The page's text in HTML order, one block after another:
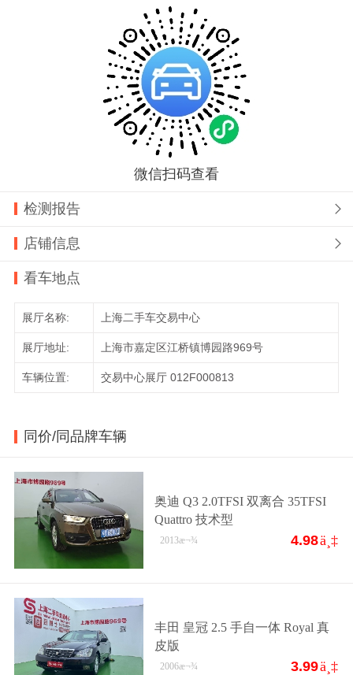
微信扫码查看
检测报告 
店铺信息 
看车地点
展厅名称: 上海二手车交易中心
展厅地址: 上海市嘉定区江桥镇博园路969号
车辆位置: 交易中心展厅 012F000813
同价/同品牌车辆
奥迪 Q3 2.0TFSI 双离合 35TFSI
Quattro 技术型
4.98ä¸‡
2013æ¬¾
丰田 皇冠 2.5 手自一体 Royal 真
皮版
3.99ä¸‡
2006æ¬¾